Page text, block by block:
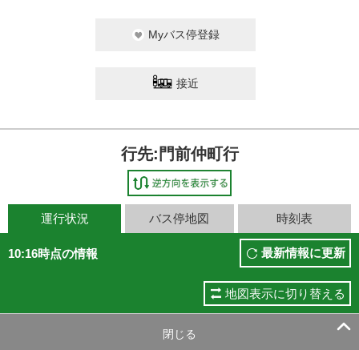
Myバス停登録
接近
行先:門前仲町行
運行状況 バス停地図 時刻表
10:16時点の情報 最新情報に更新
地図表示に切り替える
閉じる 